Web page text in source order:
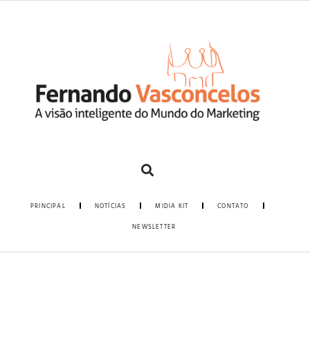
PRINCIPAL NOTÍCIAS MIDIA KIT CONTATO
NEWSLETTER